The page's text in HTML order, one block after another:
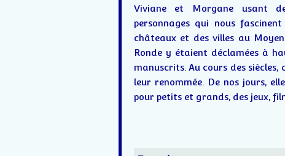
Viviane et Morgane usant
personnages qui nous
châteaux et des villes au
Ronde y étaient déclamées à
manuscrits. Au cours des siècles,
leur renommée. De nos jours,
pour petits et grands, des jeux,